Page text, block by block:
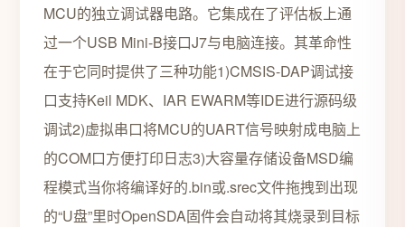
MCU的独立调试器电路。它集成在了评估板上通
过一个USB Mini-B接口J7与电脑连接。其革命性
在于它同时提供了三种功能1)CMSIS-DAP调试接
口支持Keil MDK、IAR EWARM等IDE进行源码级
调试2)虚拟串口将MCU的UART信号映射成电脑上
的COM口方便打印日志3)大容量存储设备MSD编
程模式当你将编译好的.bin或.srec文件拖拽到出现
的“U盘”里时OpenSDA固件会自动将其烧录到目标